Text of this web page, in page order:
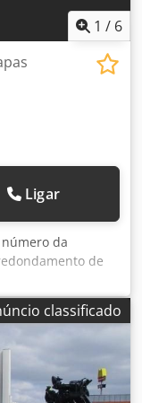
1 / 6
Ligar
número da
de
de capas de
de série 4808-2
Crjdsh Axcgspfx
sua visita - mais
- Pode ser
- Pode ser
classificado